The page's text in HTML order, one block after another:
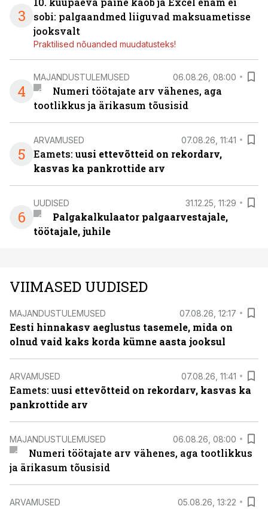
3
sobi: palgaandmed liiguvad maksuametisse
jooksvalt
Praktilised nõuanded muudatusteks!
4
MAJANDUSTULEMUSED 06.08.26, 08:00
Numeri töötajate arv vähenes, aga
tootlikkus ja ärikasum tõusisid
5
ARVAMUSED 07.08.26, 11:41
Eamets: uusi ettevõtteid on rekordarv,
kasvas ka pankrottide arv
6
UUDISED 31.12.25, 11:29
Palgakalkulaator palgaarvestajale,
töötajale, juhile
VIIMASED UUDISED
MAJANDUSTULEMUSED 07.08.26, 12:17
Eesti hinnakasv aeglustus tasemele, mida on
olnud vaid kaks korda kümne aasta jooksul
ARVAMUSED 07.08.26, 11:41
Eamets: uusi ettevõtteid on rekordarv, kasvas ka
pankrottide arv
MAJANDUSTULEMUSED 06.08.26, 08:00
Numeri töötajate arv vähenes, aga tootlikkus
ja ärikasum tõusisid
ARVAMUSED 05.08.26, 13:22